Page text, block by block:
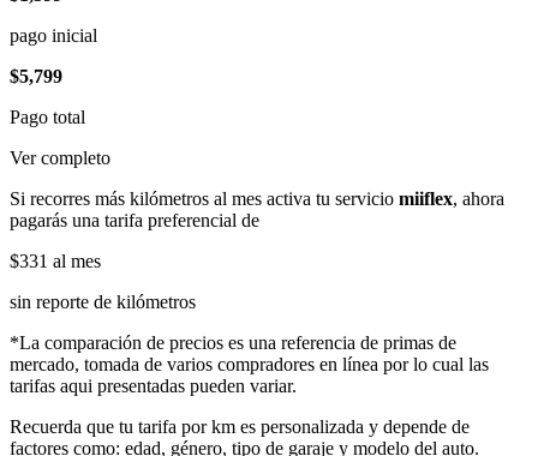
pago inicial
$5,799
Pago total
Ver completo
Si recorres más kilómetros al mes activa tu servicio miiflex, ahora
pagarás una tarifa preferencial de
$331 al mes
sin reporte de kilómetros
*La comparación de precios es una referencia de primas de
mercado, tomada de varios compradores en línea por lo cual las
tarifas aqui presentadas pueden variar.
Recuerda que tu tarifa por km es personalizada y depende de
factores como: edad, género, tipo de garaje y modelo del auto.